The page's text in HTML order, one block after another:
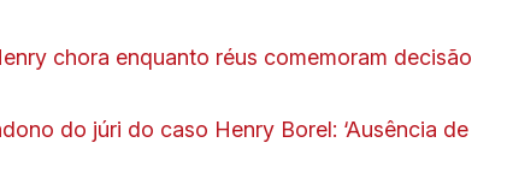
chora enquanto réus comemoram decisão
do júri do caso Henry Borel: ‘Ausência de